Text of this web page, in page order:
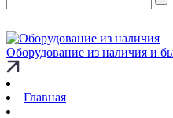
Оборудование из наличия и
Главная